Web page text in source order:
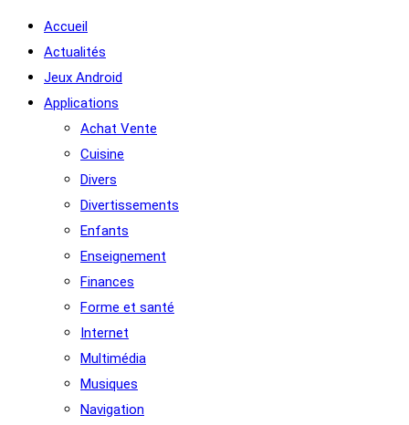
Accueil
Actualités
Jeux Android
Applications
Achat Vente
Cuisine
Divers
Divertissements
Enfants
Enseignement
Finances
Forme et santé
Internet
Multimédia
Musiques
Navigation